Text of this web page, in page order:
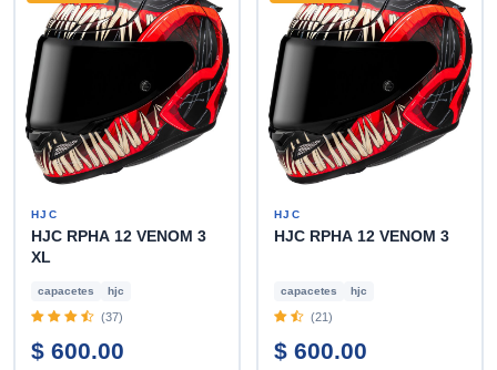
HJC
HJC RPHA 12 VENOM 3
XL
capacetes hjc
(37)
$ 600.00
HJC
HJC RPHA 12 VENOM 3
capacetes hjc
(21)
$ 600.00